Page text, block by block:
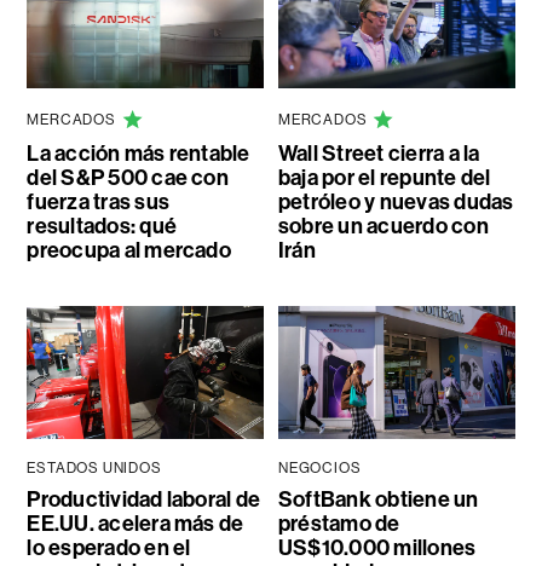
MERCADOS
La acción más rentable
del S&P 500 cae con
fuerza tras sus
resultados: qué
preocupa al mercado
MERCADOS
Wall Street cierra a la
baja por el repunte del
petróleo y nuevas dudas
sobre un acuerdo con
Irán
ESTADOS UNIDOS
Productividad laboral de
EE.UU. acelera más de
lo esperado en el
NEGOCIOS
SoftBank obtiene un
préstamo de
US$10.000 millones